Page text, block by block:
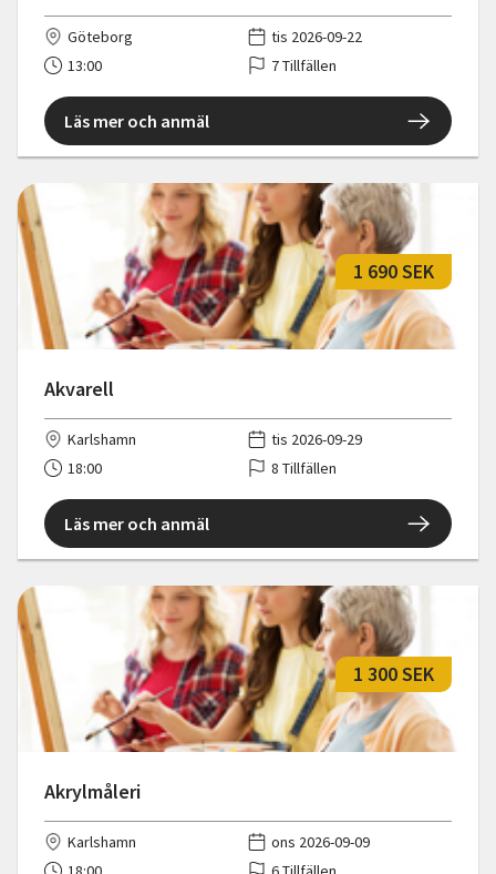
Göteborg
tis 2026-09-22
13:00
7 Tillfällen
Läs mer och anmäl
Akvarell
1 690 SEK
Karlshamn
tis 2026-09-29
18:00
8 Tillfällen
Läs mer och anmäl
Akrylmåleri
1 300 SEK
Karlshamn
ons 2026-09-09